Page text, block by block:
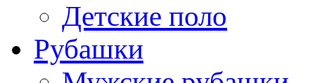
Детские поло
Рубашки